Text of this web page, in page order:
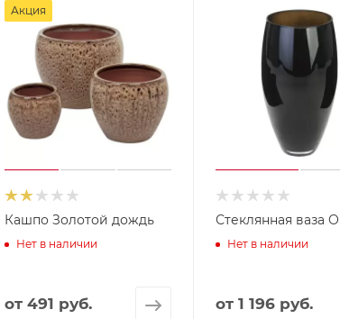
Акция
Кашпо Золотой дождь
Нет в наличии
от 491 руб.
Стеклянная ваза
Нет в наличии
от1 196 руб.